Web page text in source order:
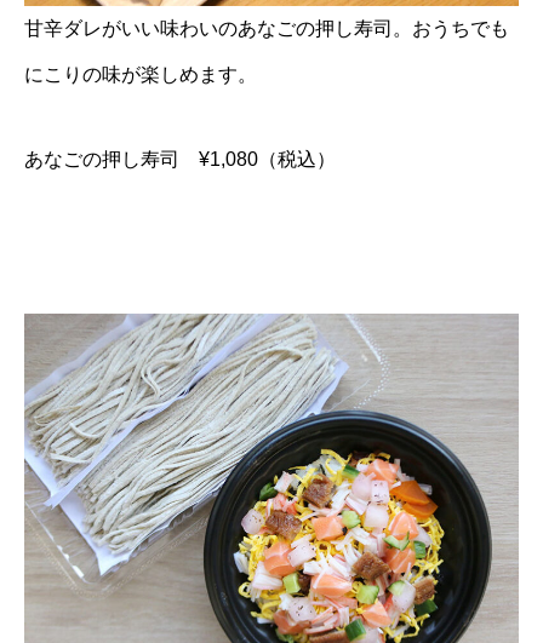
甘辛ダレがいい味わいのあなごの押し寿司。おうちでも
にこりの味が楽しめます。
あなごの押し寿司 ¥1,080（税込）